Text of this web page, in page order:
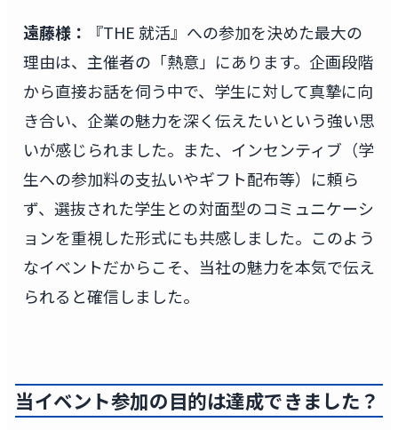
遠藤様：
『THE 就活』への参加を決めた最大の
理由は、主催者の「熱意」にあります。企画段階
から直接お話を伺う中で、学生に対して真摯に向
き合い、企業の魅力を深く伝えたいという強い思
いが感じられました。また、インセンティブ（学
生への参加料の支払いやギフト配布等）に頼ら
ず、選抜された学生との対面型のコミュニケーシ
ョンを重視した形式にも共感しました。このよう
なイベントだからこそ、当社の魅力を本気で伝え
られると確信しました。
当イベント参加の目的は達成できました？